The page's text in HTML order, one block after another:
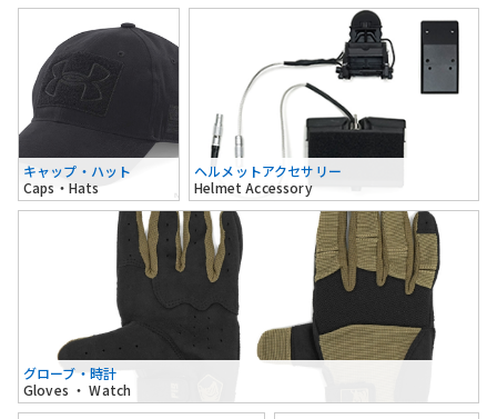
キャップ・ハット
Caps・Hats
ヘルメットアクセサリー
Helmet Accessory
グローブ・時計
Gloves ・ Watch